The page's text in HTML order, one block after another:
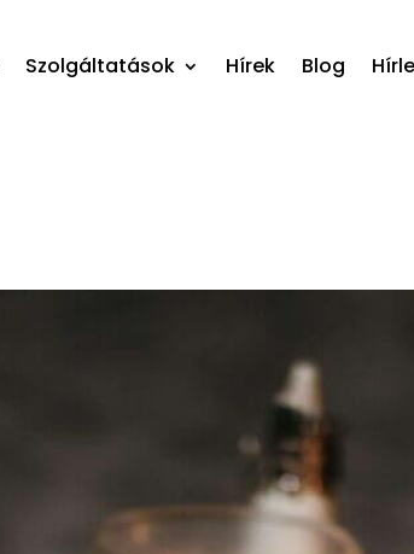
Szolgáltatások Hírek Blog